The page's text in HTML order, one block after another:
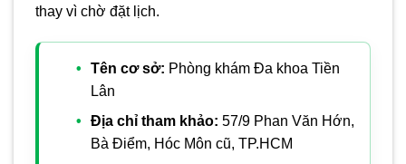
thay vì chờ đặt lịch.
Tên cơ sở: Phòng khám Đa khoa Tiền
Lân
Địa chỉ tham khảo: 57/9 Phan Văn Hớn,
Bà Điểm, Hóc Môn cũ, TP.HCM